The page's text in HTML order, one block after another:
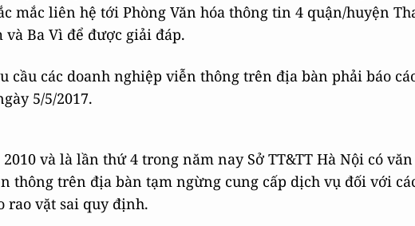
mắc liên hệ tới Phòng Văn hóa thông tin 4 quận/huyện
Ba Vì để được giải đáp.
cầu các doanh nghiệp viễn thông trên địa bàn phải báo
5/5/2017.
và là lần thứ 4 trong năm nay Sở TT&TT Hà Nội có
thông trên địa bàn tạm ngừng cung cấp dịch vụ đối với
rao vặt sai quy định.